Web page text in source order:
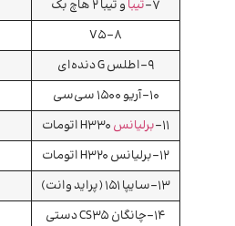
7- تیباو تیبا ۲ هاچ بک
8-V5
9-اطلس G دنده‌ای
10-آریو ۱۵۰۰ سی‌سی
11- برلیانسH330 اتومات
12-برلیانس H320 اتومات
13-سایپا ۱۵۱ (پراید وانت)
14-چانگان CS35 دستی